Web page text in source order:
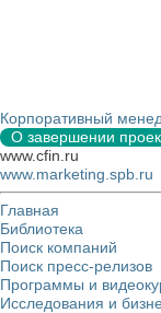
Корпоративный
О завершении
www.cfin.ru
www.marketing.spb.ru
Главная
Библиотека
Поиск компаний
Поиск пресс-релизов
Программы и
Исследования и